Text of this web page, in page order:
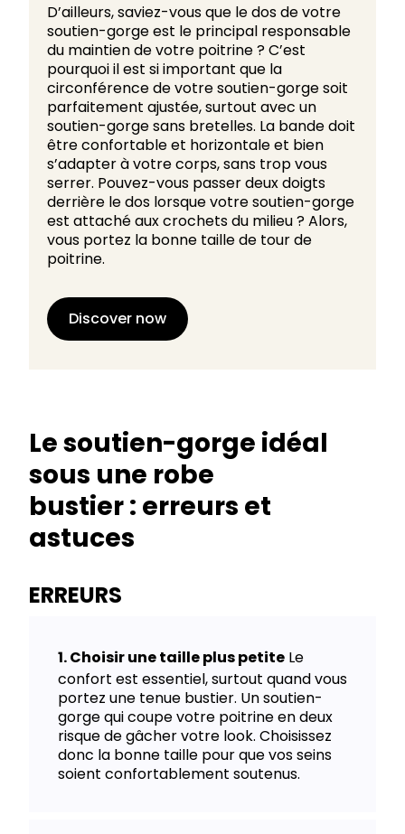
D’ailleurs, saviez-vous que le dos de votre
soutien-gorge est le principal responsable
du maintien de votre poitrine ? C’est
pourquoi il est si important que la
circonférence de votre soutien-gorge soit
parfaitement ajustée, surtout avec un
soutien-gorge sans bretelles. La bande doit
être confortable et horizontale et bien
s’adapter à votre corps, sans trop vous
serrer. Pouvez-vous passer deux doigts
derrière le dos lorsque votre soutien-gorge
est attaché aux crochets du milieu ? Alors,
vous portez la bonne taille de tour de
poitrine.
Discover now
Le soutien-gorge idéal
sous une robe
bustier : erreurs et
astuces
ERREURS
Choisir une taille plus petite Le
confort est essentiel, surtout quand vous
portez une tenue bustier. Un soutien-
gorge qui coupe votre poitrine en deux
risque de gâcher votre look. Choisissez
donc la bonne taille pour que vos seins
soient confortablement soutenus.